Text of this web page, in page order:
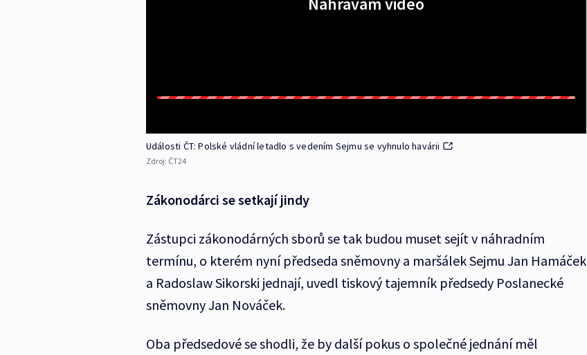
Události ČT: Polské vládní letadlo s vedením Sejmu se vyhnulo havárii
Zdroj: ČT24
Zákonodárci se setkají jindy
Zástupci zákonodárných sborů se tak budou muset sejít v náhradním
termínu, o kterém nyní předseda sněmovny a maršálek Sejmu Jan Hamáček
a Radoslaw Sikorski jednají, uvedl tiskový tajemník předsedy Poslanecké
sněmovny Jan Nováček.
Oba předsedové se shodli, že by další pokus o společné jednání měl